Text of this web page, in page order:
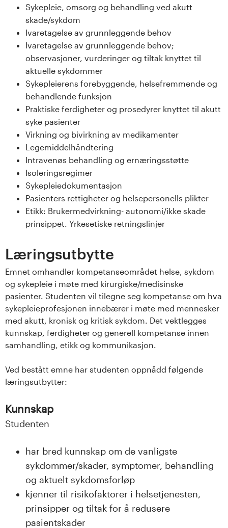
n
d
e
t
Sykepleie, omsorg og behandling ved akutt
skade/sykdom
Ivaretagelse av grunnleggende behov
Ivaretagelse av grunnleggende behov;
observasjoner, vurderinger og tiltak knyttet til
aktuelle sykdommer
Sykepleierens forebyggende, helsefremmende og
behandlende funksjon
Praktiske ferdigheter og prosedyrer knyttet til akutt
syke pasienter
Virkning og bivirkning av medikamenter
Legemiddelhåndtering
Intravenøs behandling og ernæringsstøtte
Isoleringsregimer
Sykepleiedokumentasjon
Pasienters rettigheter og helsepersonells plikter
Etikk: Brukermedvirkning- autonomi/ikke skade
prinsippet. Yrkesetiske retningslinjer
Læringsutbytte
Emnet omhandler kompetanseområdet helse, sykdom
og sykepleie i møte med kirurgiske/medisinske
pasienter. Studenten vil tilegne seg kompetanse om hva
sykepleieprofesjonen innebærer i møte med mennesker
med akutt, kronisk og kritisk sykdom. Det vektlegges
kunnskap, ferdigheter og generell kompetanse innen
samhandling, etikk og kommunikasjon.
Ved bestått emne har studenten oppnådd følgende
læringsutbytter:
Kunnskap
Studenten
har bred kunnskap om de vanligste
sykdommer/skader, symptomer, behandling
og aktuelt sykdomsforløp
kjenner til risikofaktorer i helsetjenesten,
prinsipper og tiltak for å redusere
pasientskader